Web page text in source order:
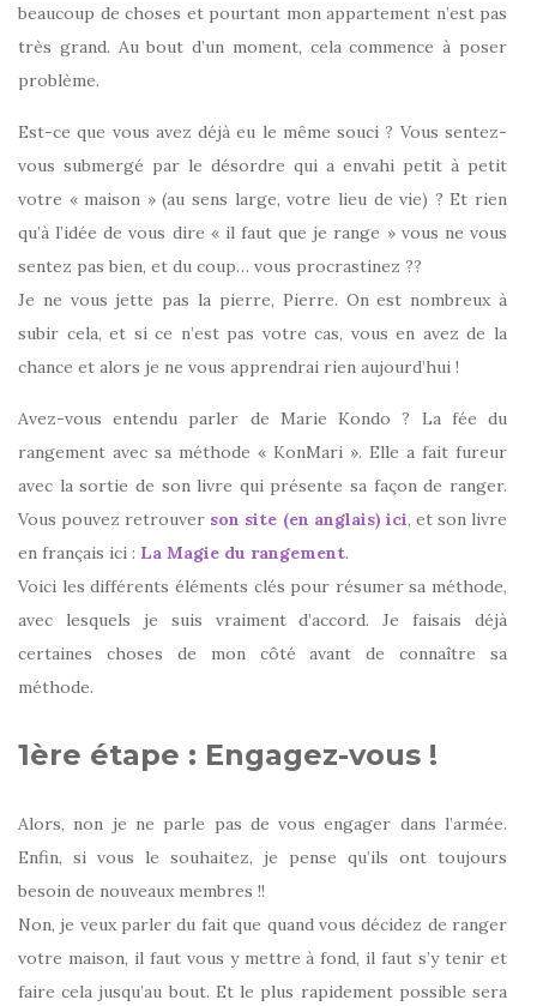
beaucoup de choses et pourtant mon appartement n’est pas
très grand. Au bout d’un moment, cela commence à poser
problème.
Est-ce que vous avez déjà eu le même souci ? Vous sentez-
vous submergé par le désordre qui a envahi petit à petit
votre « maison » (au sens large, votre lieu de vie) ? Et rien
qu’à l’idée de vous dire « il faut que je range » vous ne vous
sentez pas bien, et du coup… vous procrastinez ??
Je ne vous jette pas la pierre, Pierre. On est nombreux à
subir cela, et si ce n’est pas votre cas, vous en avez de la
chance et alors je ne vous apprendrai rien aujourd’hui !
Avez-vous entendu parler de Marie Kondo ? La fée du
rangement avec sa méthode « KonMari ». Elle a fait fureur
avec la sortie de son livre qui présente sa façon de ranger.
Vous pouvez retrouver son site (en anglais) ici, et son livre
en français ici : La Magie du rangement.
Voici les différents éléments clés pour résumer sa méthode,
avec lesquels je suis vraiment d’accord. Je faisais déjà
certaines choses de mon côté avant de connaître sa
méthode.
1ère étape : Engagez-vous !
Alors, non je ne parle pas de vous engager dans l’armée.
Enfin, si vous le souhaitez, je pense qu’ils ont toujours
besoin de nouveaux membres !!
Non, je veux parler du fait que quand vous décidez de ranger
votre maison, il faut vous y mettre à fond, il faut s’y tenir et
faire cela jusqu’au bout. Et le plus rapidement possible sera